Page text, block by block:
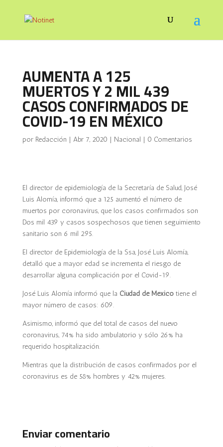
AUMENTA A 125
MUERTOS Y 2 MIL 439
CASOS CONFIRMADOS DE
COVID-19 EN MÉXICO
por Redacción | Abr 7, 2020 | Nacional | 0 Comentarios
El director de epidemiología de la Secretaría de Salud, José
Luis Alomía, informó que a 125 aumentó el número de
muertos por coronavirus, que los casos confirmados son
Dos mil 439 y casos sospechosos que tienen seguimiento
sanitario son 6 mil 295.
El director de Epidemiología de la Ssa, José Luis Alomía,
detalló que a mayor edad se incrementa el riesgo de
desarrollar alguna complicación por el Covid-19.
José Luis Alomía informó que la Ciudad de Méxicotiene el
mayor número de casos: 609.
Asimismo, informó que del total de casos del nuevo
coronavirus, 74% ha sido ambulatorio y sólo 26% ha
requerido hospitalización.
Mientras que la distribución de casos confirmados por el
coronavirus es de 58% hombres y 42% mujeres.
Enviar comentario